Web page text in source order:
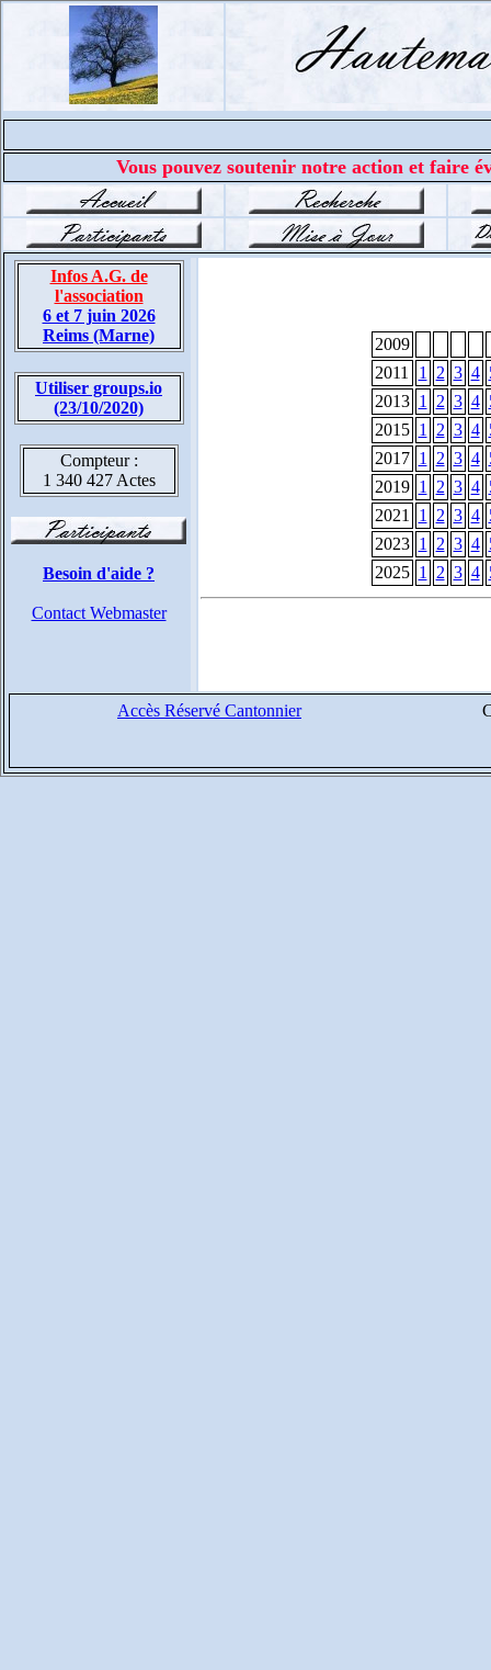
Vous pouvez soutenir notre action et faire
Infos A.G. de
l'association
6 et 7 juin 2026
Reims (Marne)
Utiliser groups.io
(23/10/2020)
Compteur :
1 340 427 Actes
Besoin d'aide ?
Contact Webmaster
2009
2011
1 2 3 4
2013 1 2 3 4
2015 1 2 3 4
2017 1 2 3 4
2019 1 2 3 4
2021
1 2 3 4
2023 1 2 3 4
2025 1 2 3 4
Accès Réservé Cantonnier